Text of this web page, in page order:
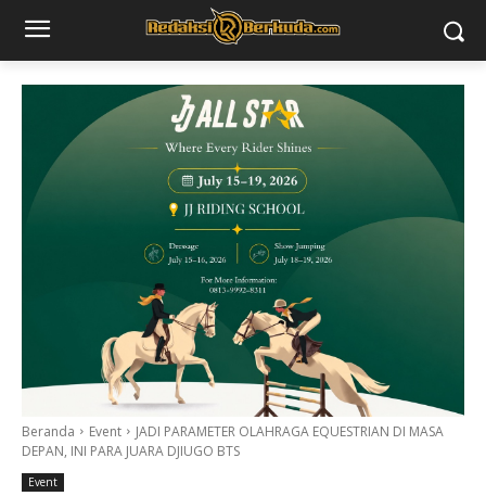
Beranda Event
JADI PARAMETER OLAHRAGA EQUESTRIAN DI MASA
DEPAN, INI PARA JUARA DJIUGO BTS
Event